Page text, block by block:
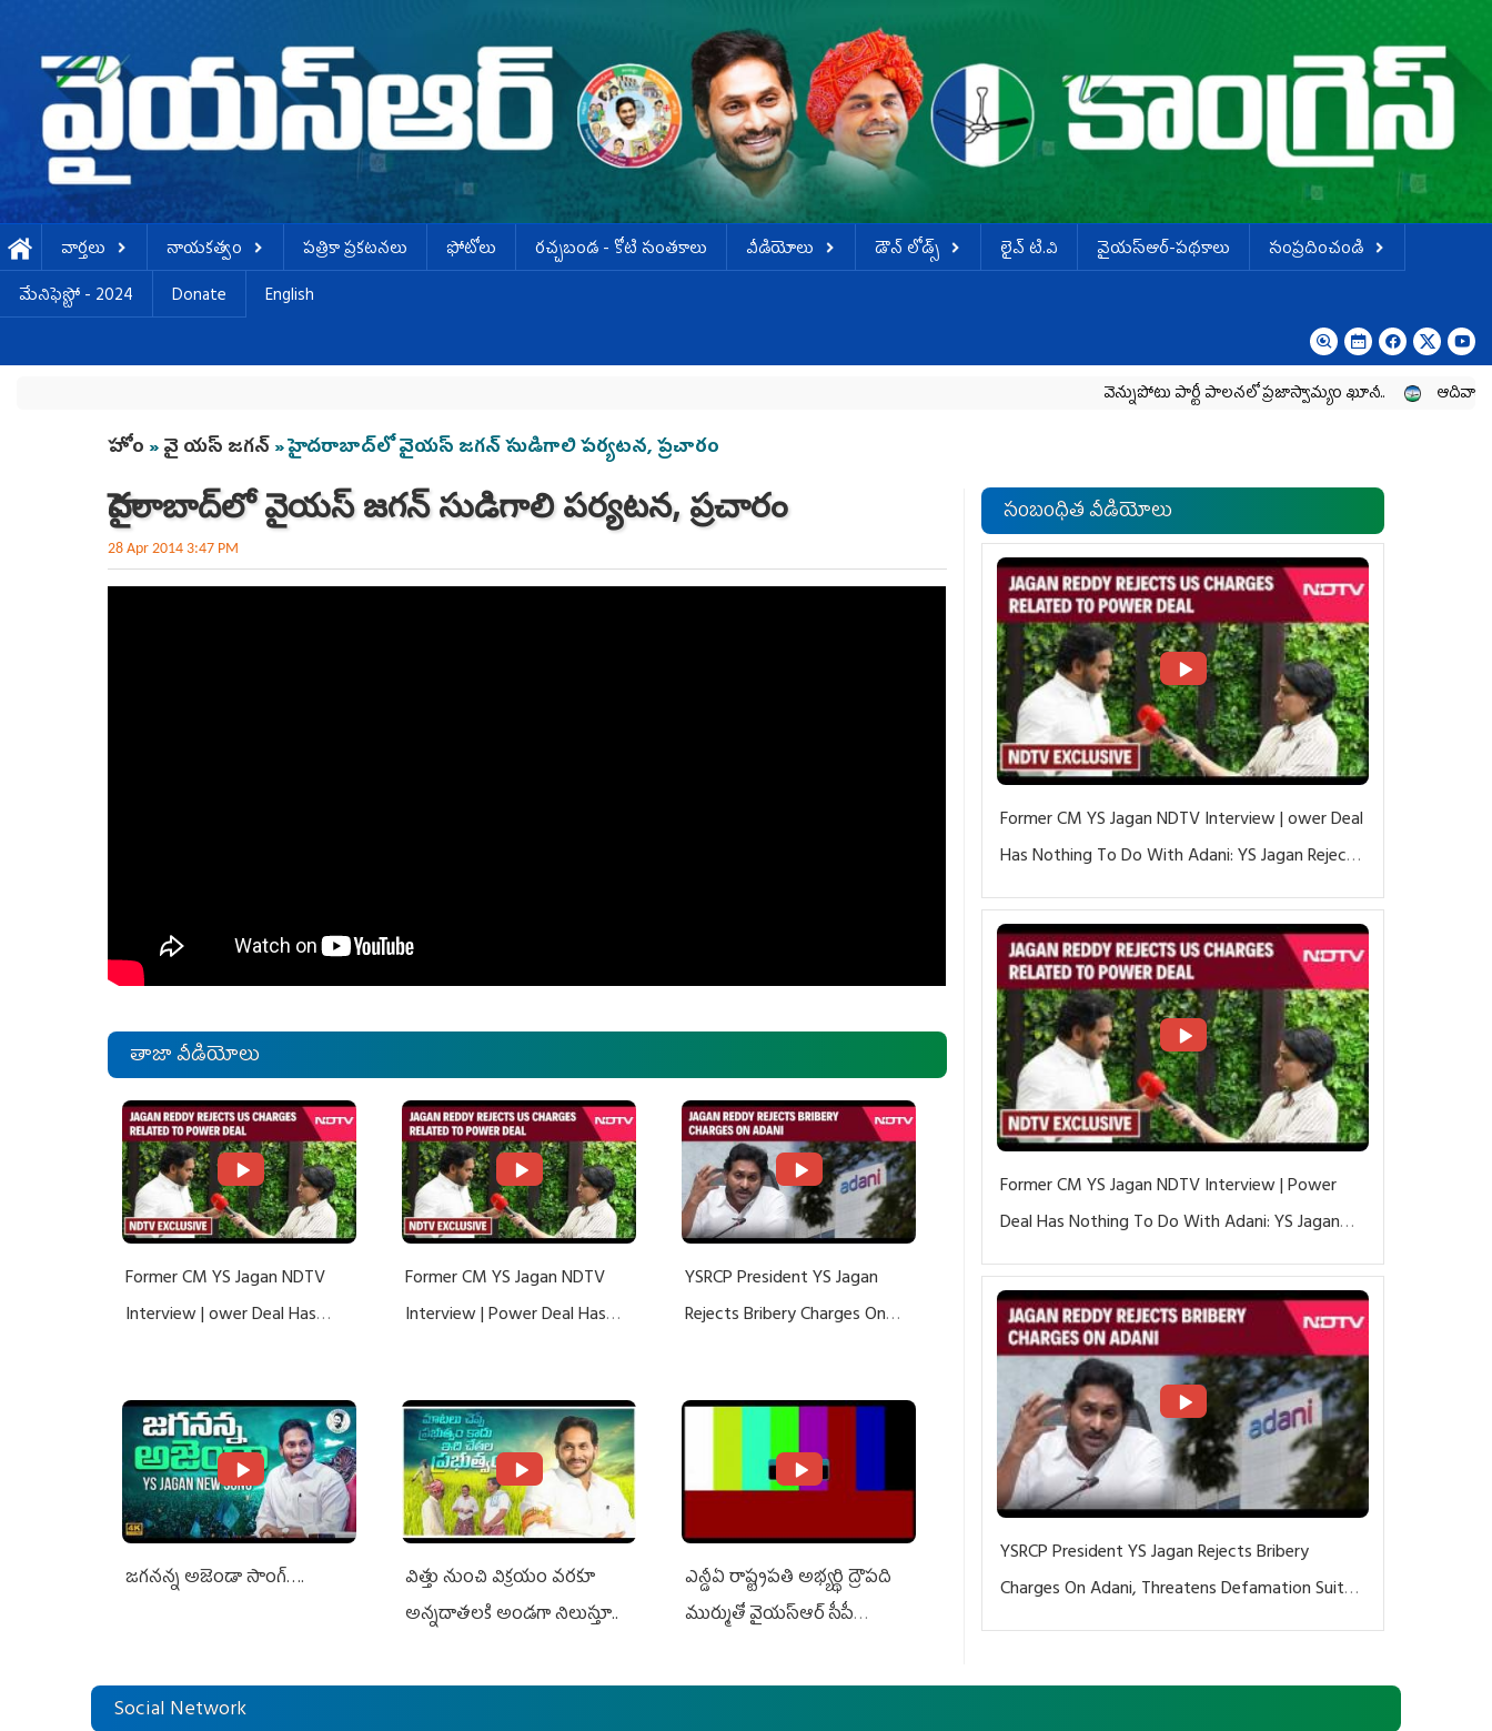
వార్తలు నాయకత్వం పత్రికా ప్రకటనలు ఫోటోలు ర‌చ్చ‌బండ‌ - కోటి సంత‌కాలు వీడియోలు డౌన్ లోడ్స్ లైవ్ టి.వి వైయస్ఆర్-పథకాలు
సంప్రదించండి
మేనిఫెస్టో - 2024
Donate English
వెన్నుపోటు పార్టీ పాలనలో ప్రజాస్వామ్యం ఖూనీ.. ఆదివాసీల
You are here
హోం »వై యస్ జగన్» హైదరాబాద్‌లో వైయస్ జగన్ సుడిగాలి పర్యటన, ప్రచారం
హైదరాబాద్‌లో వైయస్ జగన్ సుడిగాలి పర్యటన, ప్రచారం
28 Apr 2014 3:47 PM
తాజా వీడియోలు
Former CM YS Jagan NDTV
Interview | ower Deal Has
Former CM YS Jagan NDTV
Interview | Power Deal Has
YSRCP President YS Jagan
Rejects Bribery Charges On
జగనన్న అజెండా సాంగ్….
విత్తు నుంచి విక్రయం వరకూ
అన్నదాతలకి అండగా నిలుస్తూ..
ఎన్డీఏ రాష్ట్ర‌ప‌తి అభ్య‌ర్థి ద్రౌప‌ది
ముర్ముతో వైయ‌స్ఆర్ సీపీ
ఎమ్మెల్యేలు, ఎంపీల స‌మావేశం
సంబంధిత వీడియోలు
Former CM YS Jagan NDTV Interview | ower Deal
Has Nothing To Do With Adani: YS Jagan Rejects
US Charges
Former CM YS Jagan NDTV Interview | Power
Deal Has Nothing To Do With Adani: YS Jagan
Rejects US Charges
YSRCP President YS Jagan Rejects Bribery
Charges On Adani, Threatens Defamation Suit
Against Media Groups
Social Network